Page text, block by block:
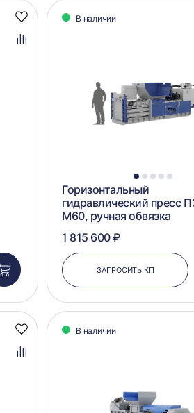
Добавить
Добавить
Добавить
в
корзину
В наличии
1 2 3 4 5
Горизонтальный
гидравлический пресс
М60, ручная обвязка
1 815 600 ₽
ЗАПРОСИТЬ КП
Добавить
Добавить
В наличии